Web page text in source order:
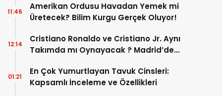
Amerikan Ordusu Havadan Yemek mi
Üretecek? Bilim Kurgu Gerçek Oluyor!
11:46
Cristiano Ronaldo ve Cristiano Jr. Aynı
Takımda mı Oynayacak ? Madrid’de
12:14
En Çok Yumurtlayan Tavuk Cinsleri:
Kapsamlı İnceleme ve Özellikleri
01:21